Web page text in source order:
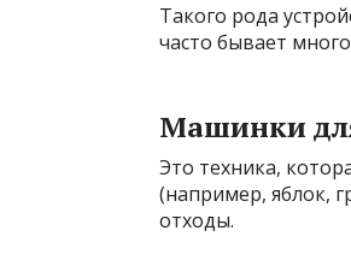
Такого рода
часто бывает
Машинки
Это техника,
(например, яблок,
отходы.